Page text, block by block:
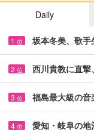
Daily
1 位 坂本冬美、歌
2 位 西川貴教に直
3 位 福島最大級の
4 位 愛知・岐阜の